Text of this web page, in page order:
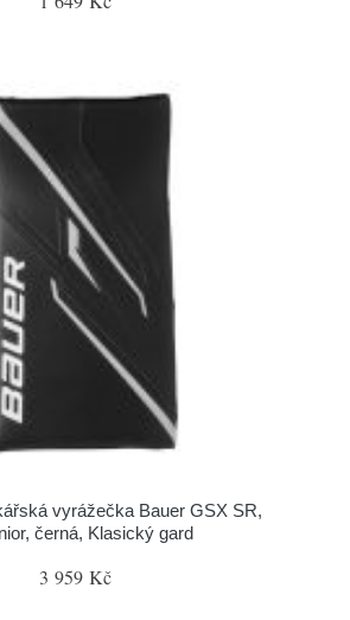
vyrážečka Bauer GSX SR,
černá, Klasický gard
3 959 Kč